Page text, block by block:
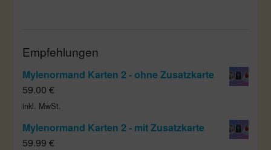
Empfehlungen
Mylenormand Karten 2 - ohne Zusatzkarte
59.00€
inkl. MwSt.
Mylenormand Karten 2 - mit Zusatzkarte
59.99€